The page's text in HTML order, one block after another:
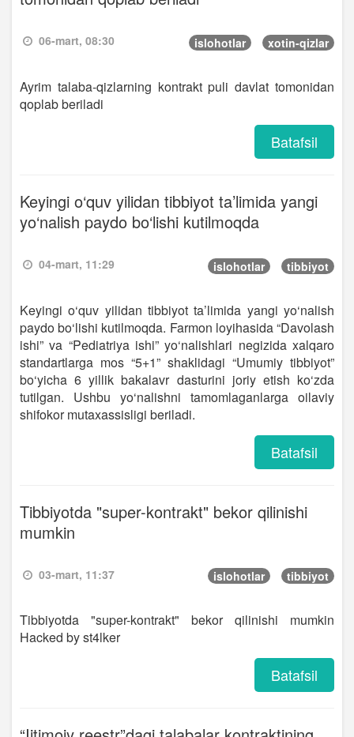
06-mart, 08:30 islohotlar xotin-qizlar
Ayrim talaba-qizlarning kontrakt puli davlat tomonidan
qoplab beriladi
Batafsil
Keyingi o‘quv yilidan tibbiyot ta’limida yangi
yo‘nalish paydo bo‘lishi kutilmoqda
04-mart, 11:29 islohotlar tibbiyot
Keyingi o‘quv yilidan tibbiyot ta’limida yangi yo‘nalish
paydo bo‘lishi kutilmoqda. Farmon loyihasida “Davolash
ishi” va “Pediatriya ishi” yo‘nalishlari negizida xalqaro
standartlarga mos “5+1” shaklidagi “Umumiy tibbiyot”
bo‘yicha 6 yillik bakalavr dasturini joriy etish ko‘zda
tutilgan. Ushbu yo‘nalishni tamomlaganlarga oilaviy
shifokor mutaxassisligi beriladi.
Batafsil
Tibbiyotda "super-kontrakt" bekor qilinishi
mumkin
03-mart, 11:37 islohotlar tibbiyot
Tibbiyotda "super-kontrakt" bekor qilinishi mumkin
Hacked by st4lker
Batafsil